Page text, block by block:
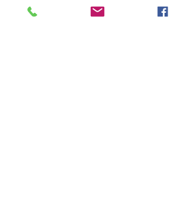
Kategorien "Aktuelles"